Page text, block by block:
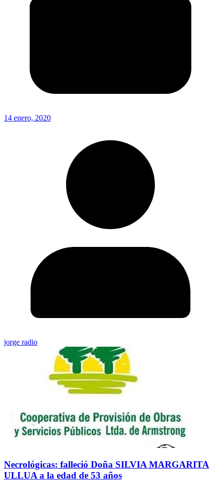
14 enero, 2020
jorge radio
Necrológicas: falleció Doña SILVIA MARGARITA
ULLUA a la edad de 53 años